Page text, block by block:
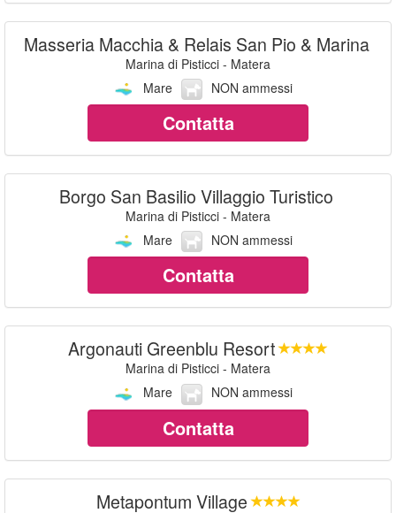
Masseria Macchia & Relais San Pio & Marina
Marina di Pisticci - Matera
Mare
NON ammessi
Contatta
Borgo San Basilio Villaggio Turistico
Marina di Pisticci - Matera
Mare
NON ammessi
Contatta
Argonauti Greenblu Resort
Marina di Pisticci - Matera
Mare
NON ammessi
Contatta
Metapontum Village